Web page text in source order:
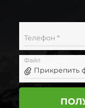
Телефон *
Файл
Прикрепить